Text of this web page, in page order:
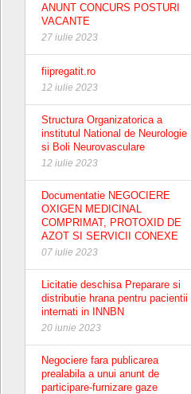
ANUNT CONCURS POSTURI
VACANTE
27 iulie 2023
fiipregatit.ro
12 iulie 2023
Structura Organizatorica a
institutul National de Neurologie
si Boli Neurovasculare
12 iulie 2023
Documentatie NEGOCIERE
OXIGEN MEDICINAL
COMPRIMAT, PROTOXID DE
AZOT SI SERVICII CONEXE
07 iulie 2023
Licitatie deschisa Preparare si
distributie hrana pentru pacientii
internati in INNBN
20 iunie 2023
Negociere fara publicarea
prealabila a unui anunt de
participare-furnizare gaze